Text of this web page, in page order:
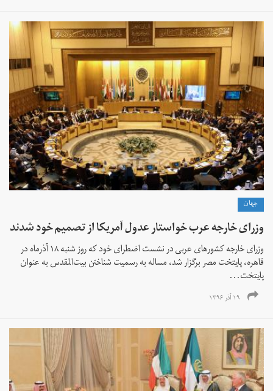
جهان
وزرای خارجه عرب خواستار عدول آمریکا از تصمیم خود شدند
وزرای خارجه کشور‌های عربی در نشست اضطرای خود که روز شنبه ۱۸ آذرماه در
قاهره، پایتخت مصر برگزار شد، مساله به رسمیت شناختن بیت‌المقدس به عنوان
پایتخت...
۱۹ آذر ۱۳۹۶